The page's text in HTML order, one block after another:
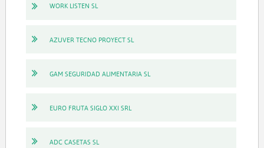
WORK LISTEN SL
AZUVER TECNO PROYECT SL
GAM SEGURIDAD ALIMENTARIA SL
EURO FRUTA SIGLO XXI SRL
ADC CASETAS SL